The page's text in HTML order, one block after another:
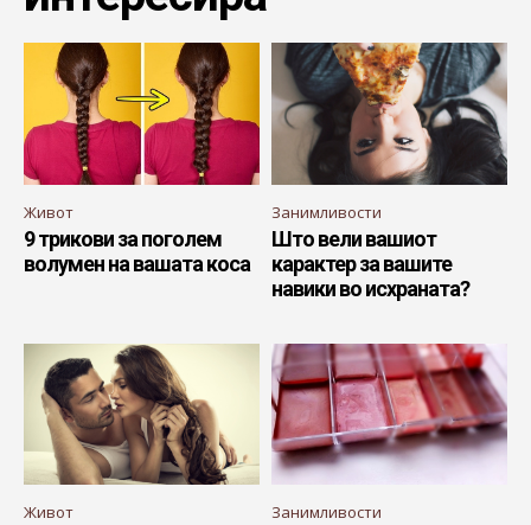
Живот
9 трикови за поголем
волумен на вашата коса
Занимливости
Што вели вашиот
карактер за вашите
навики во исхраната?
Живот Занимливости